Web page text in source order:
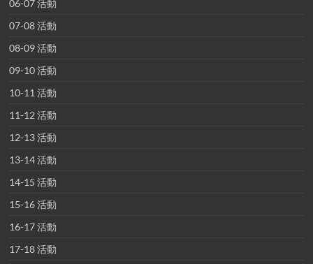
06-07 活動
07-08 活動
08-09 活動
09-10 活動
10-11 活動
11-12 活動
12-13 活動
13-14 活動
14-15 活動
15-16 活動
16-17 活動
17-18 活動